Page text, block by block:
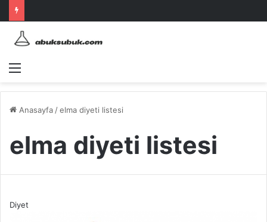
Menü
Anasayfa /elma diyeti listesi
elma diyeti listesi
Diyet